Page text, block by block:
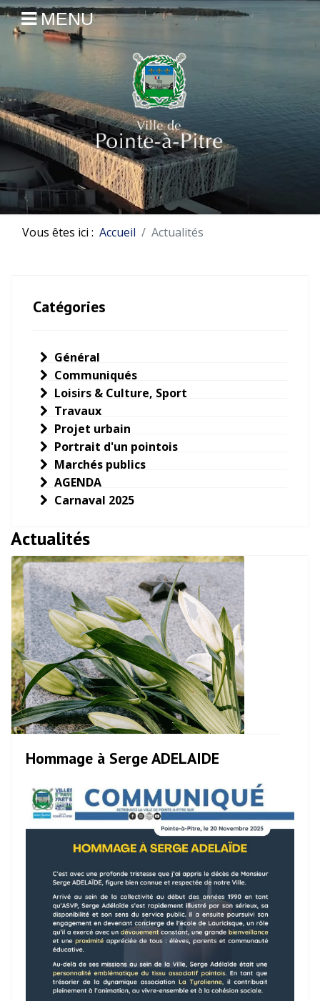
MENU
Vous êtes ici : Accueil Actualités
Catégories
Général
Communiqués
Loisirs & Culture, Sport
Travaux
Projet urbain
Portrait d'un pointois
Marchés publics
AGENDA
Carnaval 2025
Actualités
Hommage à Serge ADELAIDE